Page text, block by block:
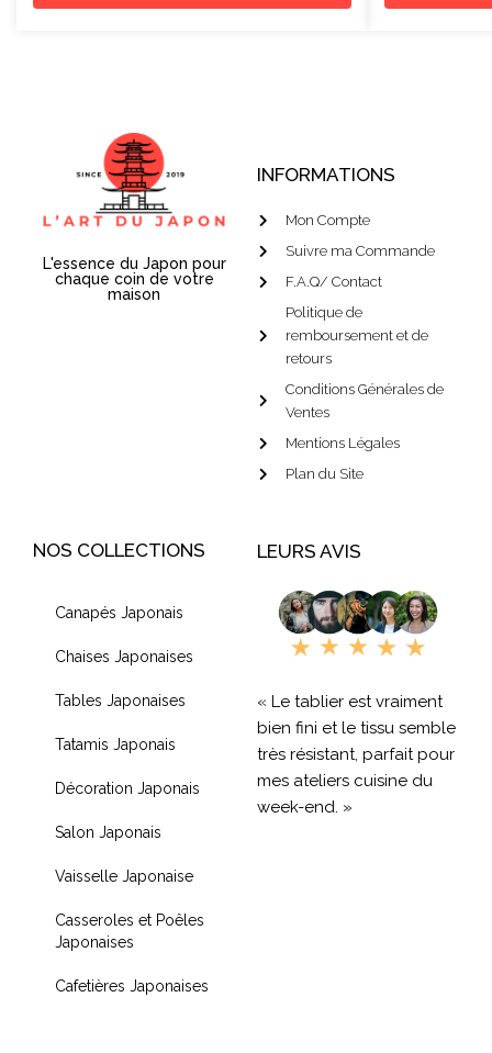
L'essence du Japon pour
chaque coin de votre
maison
INFORMATIONS
Mon Compte
Suivre ma Commande
F.A.Q/ Contact
Politique de
remboursement et de
retours
Conditions Générales de
Ventes
Mentions Légales
Plan du Site
NOS COLLECTIONS
Canapés Japonais
Chaises Japonaises
Tables Japonaises
Tatamis Japonais
Décoration Japonais
Salon Japonais
Vaisselle Japonaise
Casseroles et Poêles
Japonaises
Cafetières Japonaises
LEURS AVIS
« Le tablier est vraiment
bien fini et le tissu semble
très résistant, parfait pour
mes ateliers cuisine du
week-end. »